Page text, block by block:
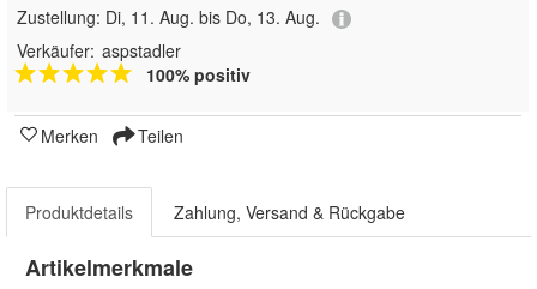
Zustellung: Di, 11. Aug. bis Do, 13. Aug.
Verkäufer: aspstadler
100% positiv
Merken Teilen
Produktdetails Zahlung, Versand & Rückgabe
Artikelmerkmale